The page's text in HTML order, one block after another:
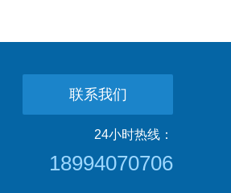
联系我们
24小时热线：
18994070706